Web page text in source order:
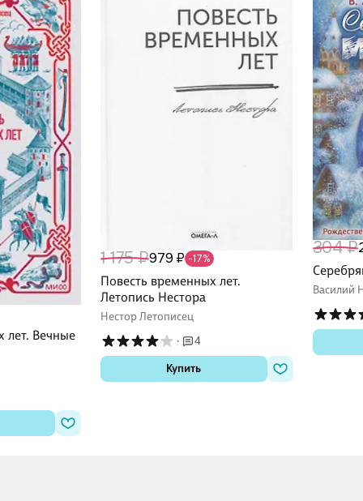
лет. Вечные
1 175 ₽979 ₽ -17%
Повесть временных лет.
Летопись Нестора
Нестор Летописец
·
4
Купить
304 ₽
Василий